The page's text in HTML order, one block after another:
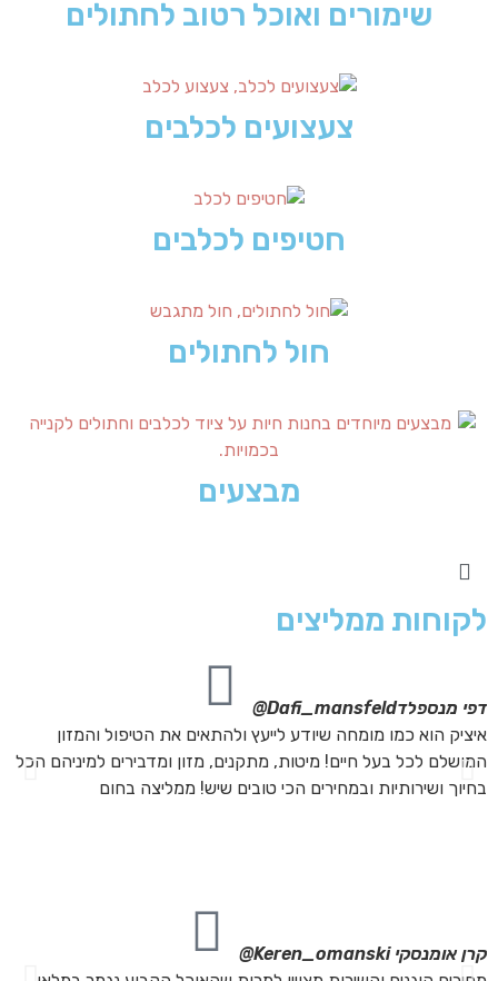
שימורים ואוכל רטוב לחתולים
צעצועים לכלבים
חטיפים לכלבים
חול לחתולים
מבצעים
לקוחות ממליצים
דפי מנספלדDafi_mansfeld@
איציק הוא כמו מומחה שיודע לייעץ ולהתאים את הטיפול והמזון
המושלם לכל בעל חיים! מיטות, מתקנים, מזון ומדבירים למיניהם הכל
בחיוך ושירותיות ובמחירים הכי טובים שיש! ממליצה בחום
קרן אומנסקיKeren_omanski@